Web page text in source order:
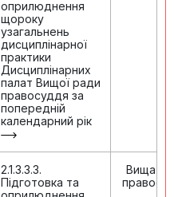
оприлюднення
щороку
узагальнень
дисциплінарної
практики
Дисциплінарних
палат Вищої ради
правосуддя за
попередній
календарний рік
2.1.3.3.3.
Підготовка та
Вища